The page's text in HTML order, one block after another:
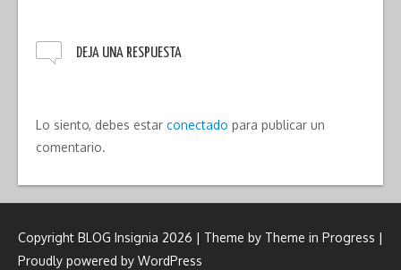
DEJA UNA RESPUESTA
Lo siento, debes estar conectado para publicar un
comentario.
Copyright BLOG Insignia 2026 | Theme by Theme in Progress |
Proudly powered by WordPress